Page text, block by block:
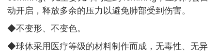
动开启，释放多余的压力以避免肺部受到伤害。
◆不变形、不变色。
◆球体采用医疗等级的材料制作而成，无毒性、无异